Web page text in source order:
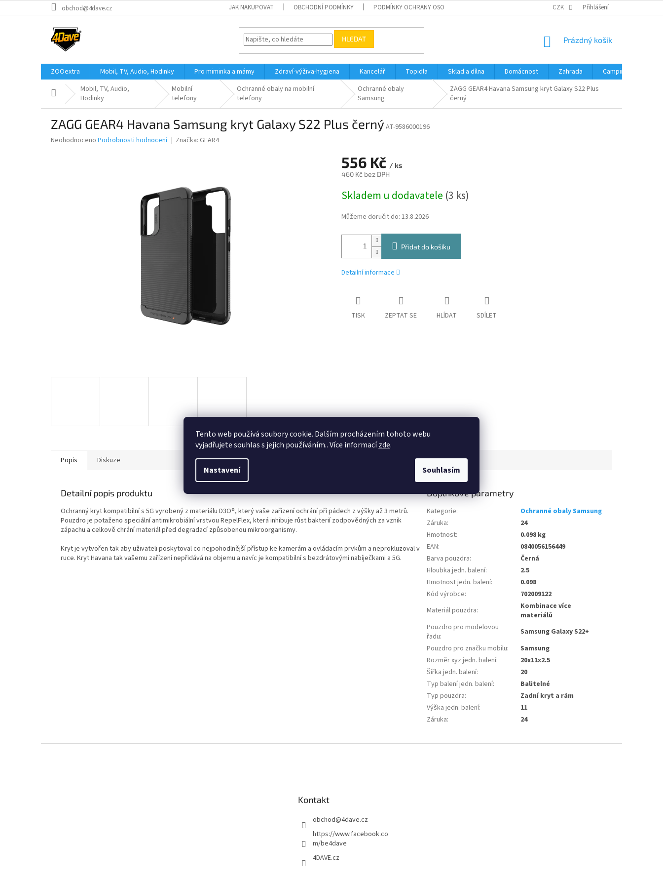
Tento web používá soubory cookie. Dalším procházením tohoto webu
vyjadřujete souhlas s jejich používáním.. Více informacízde.
Nastavení Souhlasím
na
obchod@4dave.cz JAK NAKUPOVAT OBCHODNÍ PODMÍNKY PODMÍNKY OCHRANY OSOBNÍCH ÚDAJŮ CZK Přihlášení
HLEDAT
NÁKUPNÍ
Prázdný košík
ZOOextra Mobil, TV, Audio, Hodinky Pro miminka a mámy Zdraví-výživa-hygiena Kancelář Topidla Sklad a dílna Domácnost Zahrada Camping
Domů Mobil, TV, Audio,
Hodinky
Mobilní
telefony
Ochranné obaly na mobilní
telefony
Ochranné obaly
Samsung
ZAGG GEAR4 Havana Samsung kryt Galaxy S22 Plus
černý
ZAGG GEAR4 Havana Samsung kryt Galaxy S22 Plus černý AT-9586000196
Průměrné
Neohodnoceno Podrobnosti hodnocení Značka: GEAR4
556 Kč / ks
460 Kč bez DPH
cena:
Skladem u dodavatele (3 ks)
Můžeme doručit do: 13.8.2026
Přidat do košíku
Detailní informace
TISK ZEPTAT SE HLÍDAT SDÍLET
Popis Diskuze
Detailní popis produktu
Ochranný kryt kompatibilní s 5G vyrobený z materiálu D3O®, který vaše zařízení ochrání při pádech z výšky až 3 metrů.
Pouzdro je potaženo speciální antimikrobiální vrstvou RepelFlex, která inhibuje růst bakterií zodpovědných za vznik
zápachu a celkově chrání materiál před degradací způsobenou mikroorganismy.
Kryt je vytvořen tak aby uživateli poskytoval co nejpohodlnější přístup ke kamerám a ovládacím prvkům a neprokluzoval v
ruce. Kryt Havana tak vašemu zařízení nepřidává na objemu a navíc je kompatibilní s bezdrátovými nabíječkami a 5G.
Doplňkové parametry
Kategorie:
Ochranné obaly Samsung
Záruka:
24
Hmotnost:
0.098 kg
EAN:
0840056156449
Barva pouzdra:
Černá
Hloubka jedn. balení:
2.5
Hmotnost jedn. balení:
0.098
Kód výrobce:
702009122
Materiál pouzdra:
Kombinace více
materiálů
Pouzdro pro modelovou
řadu:
Samsung Galaxy S22+
Pouzdro pro značku mobilu:
Samsung
Rozměr xyz jedn. balení:
20x11x2.5
Šířka jedn. balení:
20
Typ balení jedn. balení:
Balitelné
Typ pouzdra:
Zadní kryt a rám
Výška jedn. balení:
11
Záruka: 24
Kontakt
obchod@4dave.cz
https://www.facebook.co
m/be4dave
4DAVE.cz